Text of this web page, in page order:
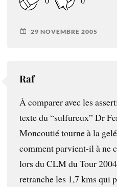
29 NOVEMBRE 2005
Raf
À comparer avec les
texte du “sulfureux” Dr
Moncoutié tourne à la
comment parvient-il à ne
lors du CLM du Tour
retranche les 1,7 kms qui